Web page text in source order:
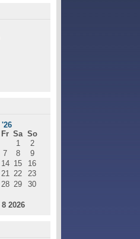
Fr Sa So
2026
1
2
7 8
9
14 15
16
21 22
23
28 29
30